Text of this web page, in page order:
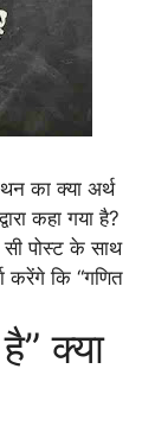
का क्या अर्थ
कहा गया है?
पोस्ट के साथ
करेंगे कि “गणित
क्या